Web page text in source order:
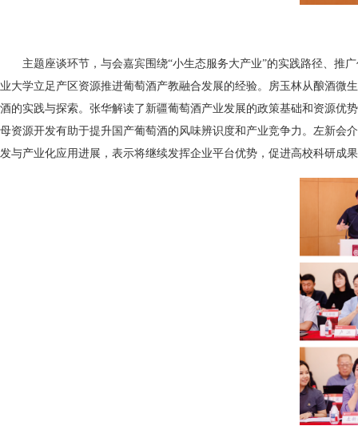
主题座谈环节，与会嘉宾围绕“小生态服务大产业”的实践路径、推
业大学立足产区资源推进葡萄酒产教融合发展的经验。房玉林从酿酒微
酒的实践与探索。张华解读了新疆葡萄酒产业发展的政策基础和资源优
母资源开发有助于提升国产葡萄酒的风味辨识度和产业竞争力。左新会
发与产业化应用进展，表示将继续发挥企业平台优势，促进高校科研成